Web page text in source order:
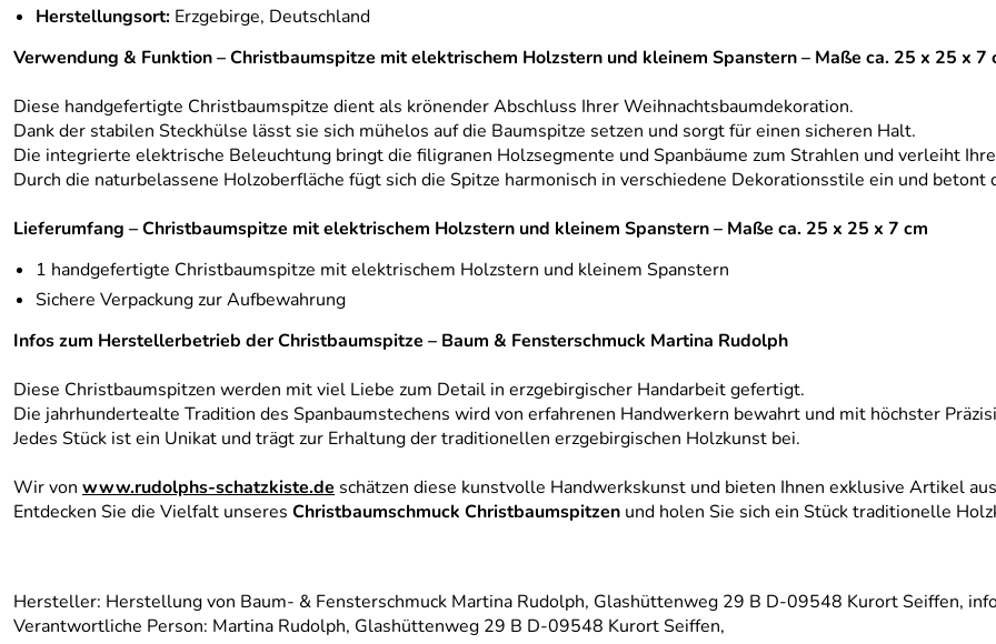
Herstellungsort: Erzgebirge, Deutschland
Verwendung & Funktion – Christbaumspitze mit elektrischem Holzstern und kleinem Spanstern – Maße ca. 25 x 25 x 7
Diese handgefertigte Christbaumspitze dient als krönender Abschluss Ihrer Weihnachtsbaumdekoration.
Dank der stabilen Steckhülse lässt sie sich mühelos auf die Baumspitze setzen und sorgt für einen sicheren Halt.
Die integrierte elektrische Beleuchtung bringt die filigranen Holzsegmente und Spanbäume zum Strahlen und verleiht
Durch die naturbelassene Holzoberfläche fügt sich die Spitze harmonisch in verschiedene Dekorationsstile ein und
Lieferumfang – Christbaumspitze mit elektrischem Holzstern und kleinem Spanstern – Maße ca. 25 x 25 x 7 cm
1 handgefertigte Christbaumspitze mit elektrischem Holzstern und kleinem Spanstern
Sichere Verpackung zur Aufbewahrung
Infos zum Herstellerbetrieb der Christbaumspitze – Baum & Fensterschmuck Martina Rudolph
Diese Christbaumspitzen werden mit viel Liebe zum Detail in erzgebirgischer Handarbeit gefertigt.
Die jahrhundertealte Tradition des Spanbaumstechens wird von erfahrenen Handwerkern bewahrt und mit höchster
Jedes Stück ist ein Unikat und trägt zur Erhaltung der traditionellen erzgebirgischen Holzkunst bei.
Wir von www.rudolphs-schatzkiste.de schätzen diese kunstvolle Handwerkskunst und bieten Ihnen exklusive Artikel
Entdecken Sie die Vielfalt unseres Christbaumschmuck Christbaumspitzen und holen Sie sich ein Stück traditionelle
Hersteller: Herstellung von Baum- & Fensterschmuck Martina Rudolph, Glashüttenweg 29 B D-09548 Kurort Seiffen,
Verantwortliche Person: Martina Rudolph, Glashüttenweg 29 B D-09548 Kurort Seiffen,